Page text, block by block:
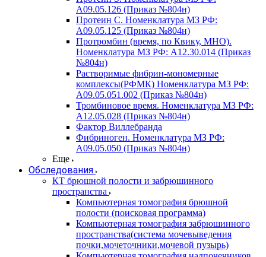
A09.05.126 (Приказ №804н)
Протеин С. Номенклатура МЗ РФ:
A09.05.125 (Приказ №804н)
Протромбин (время, по Квику, МНО).
Номенклатура МЗ РФ: A12.30.014 (Приказ
№804н)
Растворимые фибрин-мономерные
комплексы(РФМК) Номенклатура МЗ РФ:
A09.05.051.002 (Приказ №804н)
Тромбиновое время. Номенклатура МЗ РФ:
A12.05.028 (Приказ №804н)
Фактор Виллебранда
Фибриноген. Номенклатура МЗ РФ:
A09.05.050 (Приказ №804н)
Еще
Обследования
КТ брюшной полости и забрюшинного
пространства
Компьютерная томография брюшной
полости (поисковая программа)
Компьютерная томография забрюшинного
пространства(система мочевыведения
почки,мочеточники,мочевой пузырь)